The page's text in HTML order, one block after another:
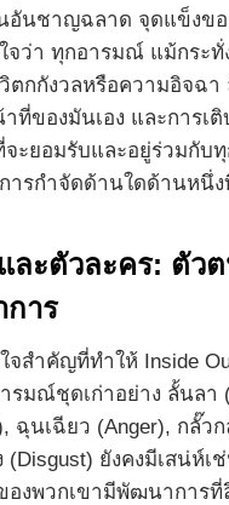
อันชาญฉลาด จุดแข็งขอ
จว่า ทุกอารมณ์ แม้กระทั่
ตกกังวลหรือความอิจฉา
ที่ของมันเอง และการเติ
จะยอมรับและอยู่ร่วมกับ
ารกำจัดด้านใดด้านหนึ่ง
ละตัวละคร: ตัว
าร
จสำคัญที่ทำให้ Inside
รมณ์ชุดเก่าอย่าง ลั้นลา
ฉุนเฉียว (Anger), กลั๊วก
(Disgust) ยังคงมีเสน่ห์เ
งพวกเขามีพัฒนาการที่